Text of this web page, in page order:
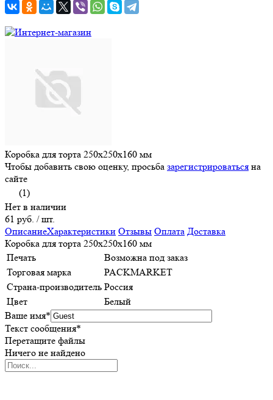
Коробка для торта 250x250x160 мм
Чтобы добавить свою оценку, просьба зарегистрироваться на
сайте
(1)
Нет в наличии
61 руб. / шт.
ОписаниеХарактеристики Отзывы Оплата Доставка
Коробка для торта 250x250x160 мм
Печать
Возможна под заказ
Торговая марка
PACKMARKET
Страна-производитель Россия
Цвет
Белый
Ваше имя*
Текст сообщения*
Перетащите файлы
Ничего не найдено